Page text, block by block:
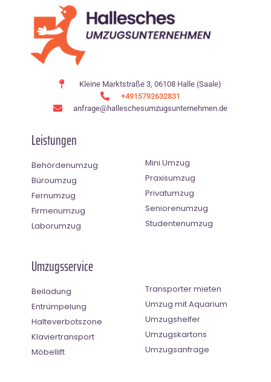
Kleine Marktstraße 3, 06108 Halle (Saale)
+4915792632831
anfrage@halleschesumzugsunternehmen.de
Leistungen
Behördenumzug
Büroumzug
Fernumzug
Firmenumzug
Laborumzug
Mini Umzug
Praxisumzug
Privatumzug
Seniorenumzug
Studentenumzug
Umzugsservice
Beiladung
Entrümpelung
Halteverbotszone
Klaviertransport
Möbellift
Transporter mieten
Umzug mit Aquarium
Umzugshelfer
Umzugskartons
Umzugsanfrage